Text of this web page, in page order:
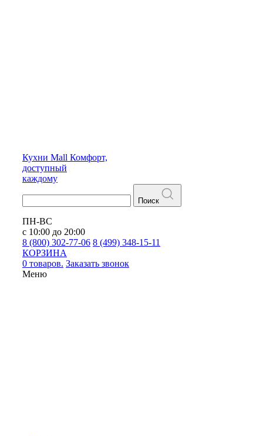
Кухни Mall Комфорт,
доступный
каждому
Поиск
ПН-ВС
с 10:00 до 20:00
8 (800) 302-77-06 8 (499) 348-15-11
КОРЗИНА
0 товаров. Заказать звонок
Меню